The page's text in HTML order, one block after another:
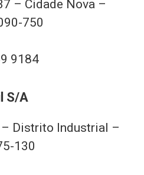
– Cidade Nova –
750
9184
S/A
– Distrito Industrial –
130